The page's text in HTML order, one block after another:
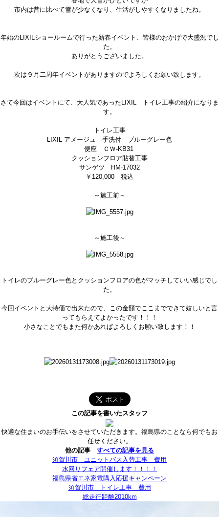
市内は昔に比べて雪が少なくなり、生活がしやすくなりましたね。
年始のLIXILショールームで行った新春イベント、皆様のおかげで大盛況でし
た。
ありがとうございました。
次は９月二周年イベントがありますのでよろしくお願い致します。
さて今回はイベントにて、大人気であったLIXIL トイレ工事の紹介になりま
す。
トイレ工事
LIXIL アメージュ 手洗付 ブルーグレー色
便座 ＣＷ-KB31
クッションフロア貼替工事
サンゲツ HM-17032
￥120,000 税込
～施工前～
～施工後～
トイレのブルーグレー色とクッションフロアの色がマッチしていい感じでし
た。
今回イベントと大特価で出来たので、この金額でここまでできて嬉しいと言
ってもらえてよかったです！！！
小さなことでもまた何かあればよろしくお願い致します！！
この記事を書いたスタッフ
快適な住まいのお手伝いをさせていただきます。福島県のことなら何でもお
任せください。
他の記事 すべての記事を見る
須賀川市 ユニットバス入替工事 費用
水回りフェア開催します！！！！
福島県省エネ家電購入応援キャンペーン
須賀川市 トイレ工事 費用
総走行距離2010km